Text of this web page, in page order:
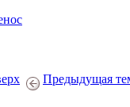
Предыдущая